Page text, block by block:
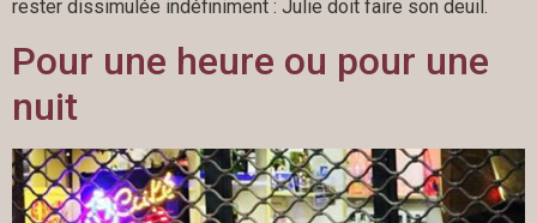
rester dissimulée indéfiniment : Julie doit faire son deuil.
Pour une heure ou pour une
nuit